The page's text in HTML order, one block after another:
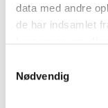
data med andre
de har indsamlet
Nødvendig